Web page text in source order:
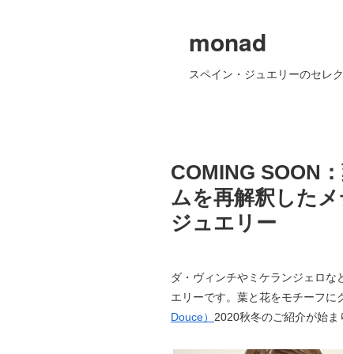
monad
スペイン・ジュエリーのセレ
COMING SOON
ムを再解釈した
ジュエリー
ダ・ヴィンチやミケランジェロな
エリーです。葉と花をモチーフに
Douce） 2020秋冬のご紹介が始ま